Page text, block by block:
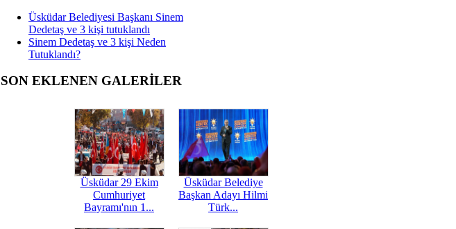
Üsküdar Belediyesi Başkanı Sinem
Dedetaş ve 3 kişi tutuklandı
Sinem Dedetaş ve 3 kişi Neden
Tutuklandı?
SON EKLENEN GALERİLER
Üsküdar 29 Ekim
Cumhuriyet
Bayramı'nın 1...
Üsküdar Belediye
Başkan Adayı Hilmi
Türk...